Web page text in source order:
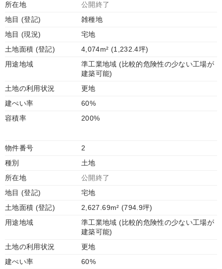
所在地
公開終了
地目 (登記)
雑種地
地目 (現況)
宅地
土地面積 (登記)
4,074m² (1,232.4坪)
用途地域
準工業地域 (比較的危険性の少ない工場が
建築可能)
土地の利用状況
更地
建ぺい率
60%
容積率
200%
物件番号
2
種別
土地
所在地
公開終了
地目 (登記)
宅地
土地面積 (登記)
2,627.69m² (794.9坪)
用途地域
準工業地域 (比較的危険性の少ない工場が
建築可能)
土地の利用状況
更地
建ぺい率
60%